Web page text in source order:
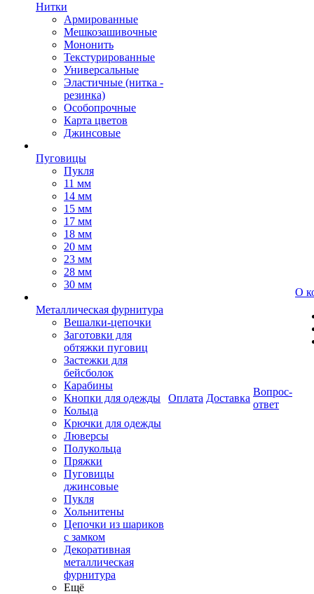
Нитки
Армированные
Мешкозашивочные
Мононить
Текстурированные
Универсальные
Эластичные (нитка -
резинка)
Особопрочные
Карта цветов
Джинсовые
Пуговицы
Пукля
11 мм
14 мм
15 мм
17 мм
18 мм
20 мм
23 мм
28 мм
30 мм
Металлическая фурнитура
Вешалки-цепочки
Заготовки для
обтяжки пуговиц
Застежки для
бейсболок
Карабины
Кнопки для одежды
Кольца
Крючки для одежды
Люверсы
Полукольца
Пряжки
Пуговицы
джинсовые
Пукля
Хольнитены
Цепочки из шариков
с замком
Декоративная
металлическая
фурнитура
Ещё
Оплата Доставка
Вопрос-
ответ
О